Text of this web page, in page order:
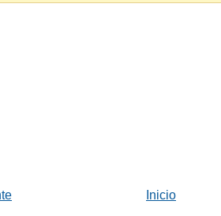
Inicio